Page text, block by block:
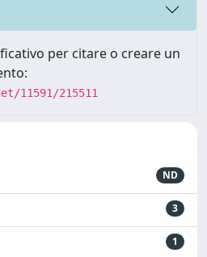
per citare o creare un
11591/215511
ND
3
1